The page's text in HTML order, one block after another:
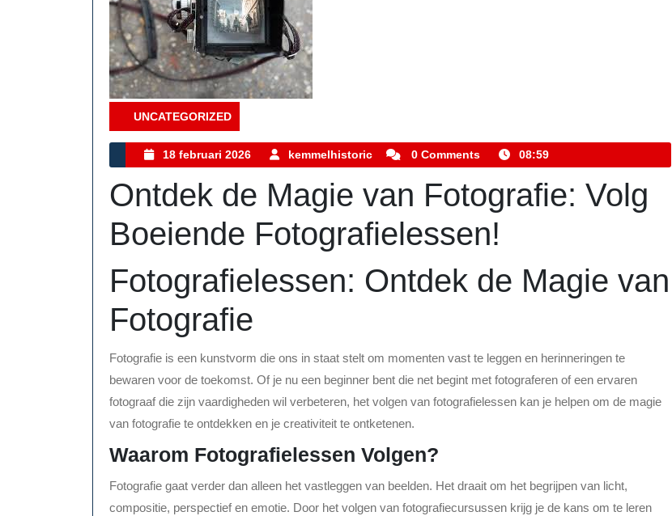
UNCATEGORIZED
Category
18 februari 2026
18
februari
2026
kemmelhistoric kemmelhistoric
0 Comments 08:59
Ontdek de Magie van Fotografie: Volg
Boeiende Fotografielessen!
Fotografielessen: Ontdek de Magie van
Fotografie
Fotografie is een kunstvorm die ons in staat stelt om momenten vast te leggen en herinneringen te
bewaren voor de toekomst. Of je nu een beginner bent die net begint met fotograferen of een ervaren
fotograaf die zijn vaardigheden wil verbeteren, het volgen van fotografielessen kan je helpen om de magie
van fotografie te ontdekken en je creativiteit te ontketenen.
Waarom Fotografielessen Volgen?
Fotografie gaat verder dan alleen het vastleggen van beelden. Het draait om het begrijpen van licht,
compositie, perspectief en emotie. Door het volgen van fotografiecursussen krijg je de kans om te leren